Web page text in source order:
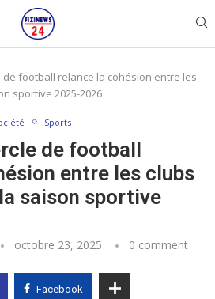
de football relance la cohésion entre les
sportive 2025-2026
Sports
de football
entre les clubs
saison sportive
octobre 23, 2025 0 comment
Facebook